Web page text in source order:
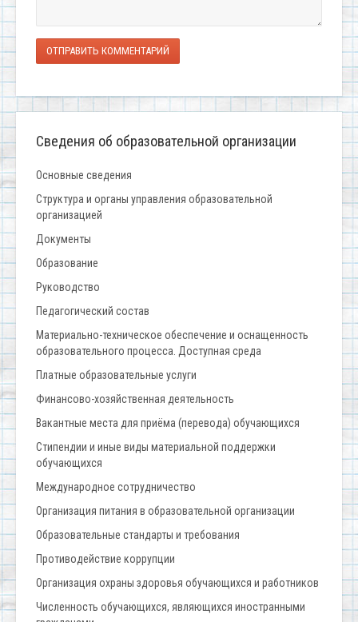
ОТПРАВИТЬ КОММЕНТАРИЙ
Сведения об образовательной организации
Основные сведения
Структура и органы управления образовательной
организацией
Документы
Образование
Руководство
Педагогический состав
Материально-техническое обеспечение и оснащенность
образовательного процесса. Доступная среда
Платные образовательные услуги
Финансово-хозяйственная деятельность
Вакантные места для приёма (перевода) обучающихся
Стипендии и иные виды материальной поддержки
обучающихся
Международное сотрудничество
Организация питания в образовательной организации
Образовательные стандарты и требования
Противодействие коррупции
Организация охраны здоровья обучающихся и работников
Численность обучающихся, являющихся иностранными